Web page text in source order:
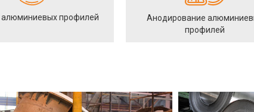
алюминиевых профилей
Анодирование
профилей